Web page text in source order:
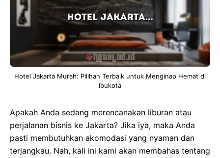
Hotel Jakarta Murah: Pilihan Terbaik untuk Menginap Hemat di
Ibukota
Apakah Anda sedang merencanakan liburan atau
perjalanan bisnis ke Jakarta? Jika iya, maka Anda
pasti membutuhkan akomodasi yang nyaman dan
terjangkau. Nah, kali ini kami akan membahas tentang